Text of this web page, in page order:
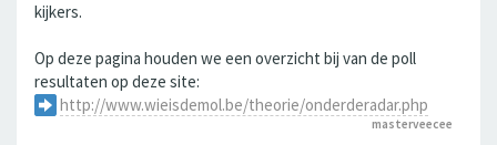
kijkers.
Op deze pagina houden we een overzicht bij van de poll
resultaten op deze site:
http://www.wieisdemol.be/theorie/onderderadar.php
masterveecee